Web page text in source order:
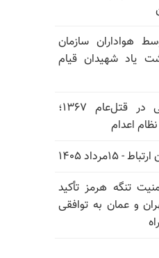
هواداران سازمان
یاد شهیدان قیام
نقش مستقیم خمینی در قتل‌عام ۱۳۶۷؛
اعدام
۱۴۰۵
تنگه هرمز تأکید
و عمان به توافقی